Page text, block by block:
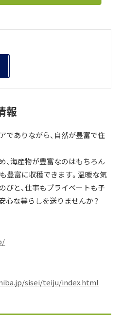
くり
たいという想いから形にした
惑うこともあるかもしれませ
ます。学歴や過去の経験は一切
きに、丁寧に仕事に向き合いた
身につければ、それはあなたに
。活気あるチームの一員とし
報
でありながら、自然が豊富で住
、海産物が豊富なのはもちろん
も豊富に収穫できます。温暖な気
びと、仕事もプライベートも子
心な暮らしを送りませんか？
sisei/teiju/index.html